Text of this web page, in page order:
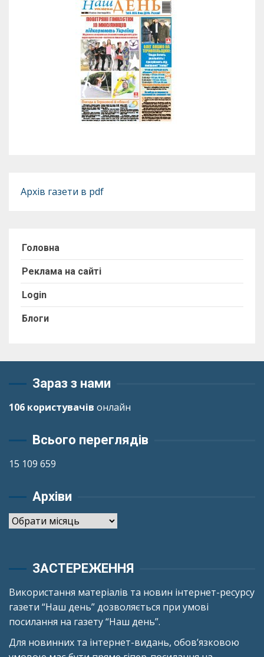
Архів газети в pdf
Головна
Реклама на сайті
Login
Блоги
Зараз з нами
106 користувачів онлайн
Всього переглядів
15 109 659
Архіви
Архіви
ЗАСТЕРЕЖЕННЯ
Використання матеріалів та новин інтернет-ресурсу
газети “Наш день” дозволяється при умові
посилання на газету “Наш день”.
Для новинних та інтернет-видань, обов’язковою